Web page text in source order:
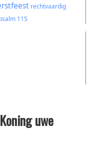
rechtvaardig
115
uwe